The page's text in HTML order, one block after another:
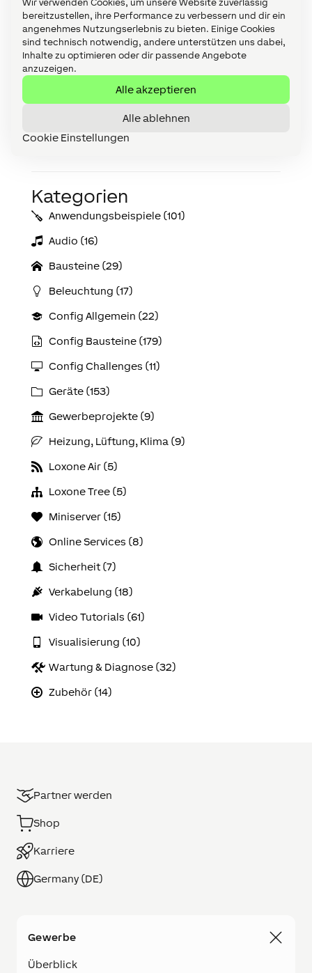
Wir verwenden Cookies, um unsere Website zuverlässig
bereitzustellen, ihre Performance zu verbessern und dir ein
angenehmes Nutzungserlebnis zu bieten. Einige Cookies
sind technisch notwendig, andere unterstützen uns dabei,
Inhalte zu optimieren oder dir passende Angebote
anzuzeigen.
Alle akzeptieren
Alle ablehnen
Cookie Einstellungen
Genauere Informationen zur Anwendung des
Smart Aktors mit der Lichtsteuerung können sie
Kategorien
Anwendungs­­­beispiele (101)
Audio (16)
Bausteine (29)
Beleuchtung (17)
Config Allgemein (22)
Config Bausteine (179)
Config Challenges (11)
Geräte (153)
Gewerbeprojekte (9)
Heizung, Lüftung, Klima (9)
Loxone Air (5)
Loxone Tree (5)
Miniserver (15)
Online Services (8)
Sicherheit (7)
Verkabelung (18)
Video Tutorials (61)
Visualisierung (10)
Wartung & Diagnose (32)
Zubehör (14)
Partner werden
Shop
Karriere
Germany (DE)
Gewerbe
Überblick